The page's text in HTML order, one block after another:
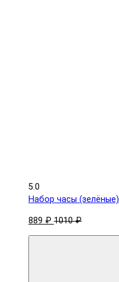
5.0
Набор часы (зелёные)
889 ₽ 1010 ₽